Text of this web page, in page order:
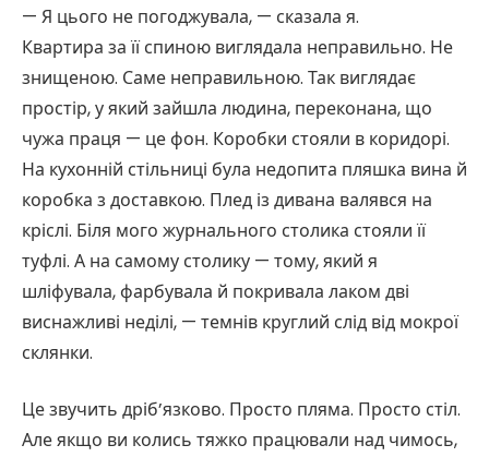
— Я цього не погоджувала, — сказала я.
Квартира за її спиною виглядала неправильно. Не
знищеною. Саме неправильною. Так виглядає
простір, у який зайшла людина, переконана, що
чужа праця — це фон. Коробки стояли в коридорі.
На кухонній стільниці була недопита пляшка вина й
коробка з доставкою. Плед із дивана валявся на
кріслі. Біля мого журнального столика стояли її
туфлі. А на самому столику — тому, який я
шліфувала, фарбувала й покривала лаком дві
виснажливі неділі, — темнів круглий слід від мокрої
склянки.
Це звучить дріб’язково. Просто пляма. Просто стіл.
Але якщо ви колись тяжко працювали над чимось,